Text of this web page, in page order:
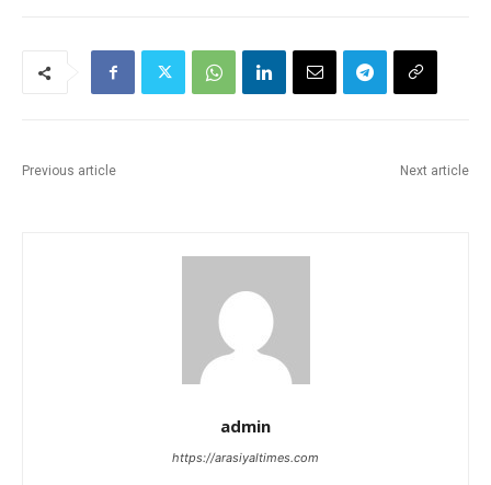
Previous article Next article
admin
https://arasiyaltimes.com